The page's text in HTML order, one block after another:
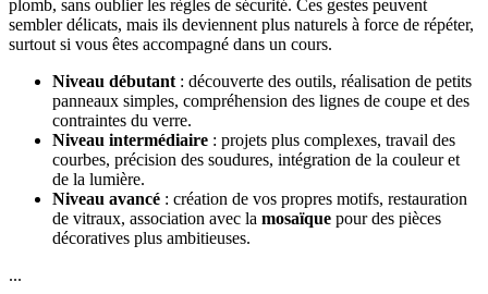
plomb, sans oublier les règles de sécurité. Ces gestes peuvent
sembler délicats, mais ils deviennent plus naturels à force de répéter,
surtout si vous êtes accompagné dans un cours.
Niveau débutant : découverte des outils, réalisation de petits
panneaux simples, compréhension des lignes de coupe et des
contraintes du verre.
Niveau intermédiaire : projets plus complexes, travail des
courbes, précision des soudures, intégration de la couleur et
de la lumière.
Niveau avancé : création de vos propres motifs, restauration
de vitraux, association avec la mosaïque pour des pièces
décoratives plus ambitieuses.
...